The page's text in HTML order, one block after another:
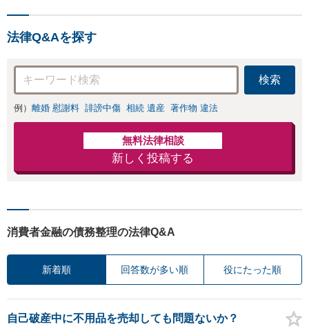
法律Q&Aを探す
検索
例） 離婚 慰謝料 誹謗中傷 相続 遺産 著作物 違法
無料法律相談
新しく投稿する
消費者金融の債務整理の法律Q&A
新着順 回答数が多い順 役にたった順
自己破産中に不用品を売却しても問題ないか？